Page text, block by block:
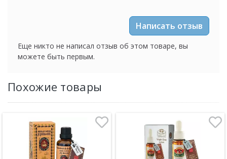
Написать отзыв
Еще никто не написал отзыв об этом товаре, вы
можете быть первым.
Похожие товары